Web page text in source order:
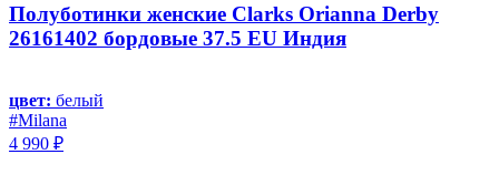
Полуботинки женские Clarks Orianna Derby
26161402 бордовые 37.5 EU Индия
цвет: белый
#Milana
4 990 ₽